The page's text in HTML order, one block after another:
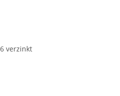
verzinkt